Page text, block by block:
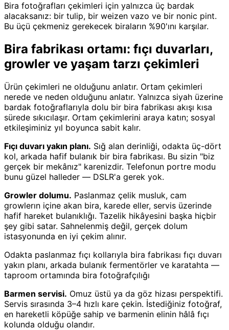
Bira fotoğrafları çekimleri için yalnızca üç bardak
alacaksanız: bir tulip, bir weizen vazo ve bir nonic pint.
Bu üçü çekmeniz gerekecek biraların %90'ını karşılar.
Bira fabrikası ortamı: fıçı duvarları,
growler ve yaşam tarzı çekimleri
Ürün çekimleri ne olduğunu anlatır. Ortam çekimleri
nerede ve neden olduğunu anlatır. Yalnızca siyah üzerine
bardak fotoğraflarıyla dolu bir bira fabrikası akışı kısa
sürede sıkıcılaşır. Ortam çekimlerini araya katın; sosyal
etkileşiminiz yıl boyunca sabit kalır.
Fıçı duvarı yakın planı. Sığ alan derinliği, odakta üç-dört
kol, arkada hafif bulanık bir bira fabrikası. Bu sizin "biz
gerçek bir mekânız" karenizdir. Telefonun portre modu
bunu güzel halleder — DSLR'a gerek yok.
Growler dolumu. Paslanmaz çelik musluk, cam
growlerın içine akan bira, karede eller, servis üzerinde
hafif hareket bulanıklığı. Tazelik hikâyesini başka hiçbir
şey gibi satar. Sahnelenmiş değil, gerçek dolum
istasyonunda en iyi çekim alınır.
Odakta paslanmaz fıçı kollarıyla bira fabrikası fıçı duvarı
yakın planı, arkada bulanık fermentörler ve karatahta —
taproom ortamında bira fotoğrafçılığı
Barmen servisi. Omuz üstü ya da göz hizası perspektifi.
Servis sırasında 3–4 hızlı kare çekin. İstediğiniz fotoğraf,
en hareketli köpüğe sahip ve barmenin elinin hâlâ fıçı
kolunda olduğu olandır.